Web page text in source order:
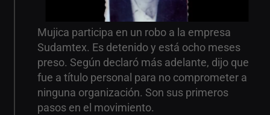
Mujica participa en un robo a la empresa
Sudamtex. Es detenido y está ocho meses
preso. Según declaró más adelante, dijo que
fue a título personal para no comprometer a
ninguna organización. Son sus primeros
pasos en el movimiento.